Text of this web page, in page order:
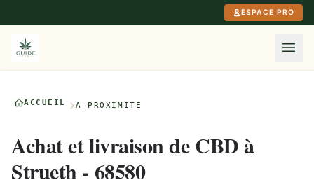
ESPACE PRO
ACCUEIL À PROXIMITÉ
Achat et livraison de CBD à
Strueth - 68580